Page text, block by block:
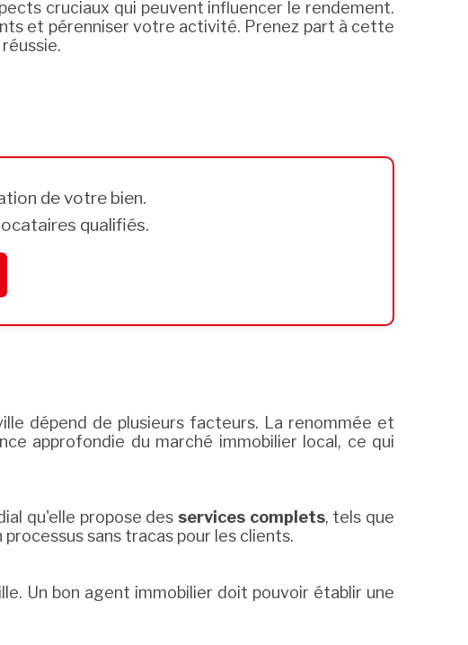
cruciaux qui peuvent influencer le rendement.
et pérenniser votre activité. Prenez part à cette
de votre bien.
qualifiés.
dépend de plusieurs facteurs. La renommée et
approfondie du marché immobilier local, ce qui
qu'elle propose des services complets, tels que
sans tracas pour les clients.
Un bon agent immobilier doit pouvoir établir une